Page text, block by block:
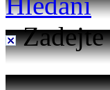
Zadejte